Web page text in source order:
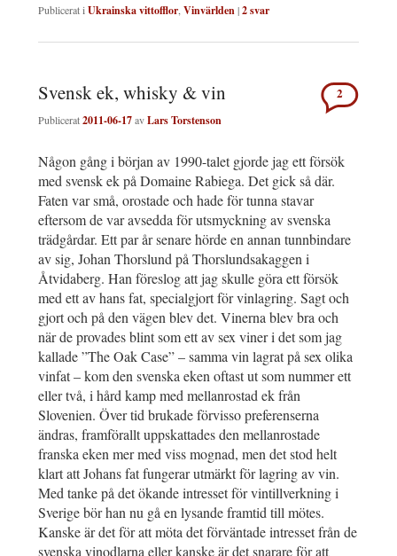
Publicerat i Ukrainska vittofflor Vinvärlden|2svar
Svensk ek, whisky & vin
Publicerat2011-06-17avLars Torstenson
2
Någon gång i början av 1990-talet gjorde jag ett försök
med svensk ek på Domaine Rabiega. Det gick så där.
Faten var små, orostade och hade för tunna stavar
eftersom de var avsedda för utsmyckning av svenska
trädgårdar. Ett par år senare hörde en annan tunnbindare
av sig, Johan Thorslund på Thorslundsakaggen i
Åtvidaberg. Han föreslog att jag skulle göra ett försök
med ett av hans fat, specialgjort för vinlagring. Sagt och
gjort och på den vägen blev det. Vinerna blev bra och
när de provades blint som ett av sex viner i det som jag
kallade ”The Oak Case” – samma vin lagrat på sex olika
vinfat – kom den svenska eken oftast ut som nummer ett
eller två, i hård kamp med mellanrostad ek från
Slovenien. Över tid brukade förvisso preferenserna
ändras, framförallt uppskattades den mellanrostade
franska eken mer med viss mognad, men det stod helt
klart att Johans fat fungerar utmärkt för lagring av vin.
Med tanke på det ökande intresset för vintillverkning i
Sverige bör han nu gå en lysande framtid till mötes.
Kanske är det för att möta det förväntade intresset från de
svenska vinodlarna eller kanske är det snarare för att